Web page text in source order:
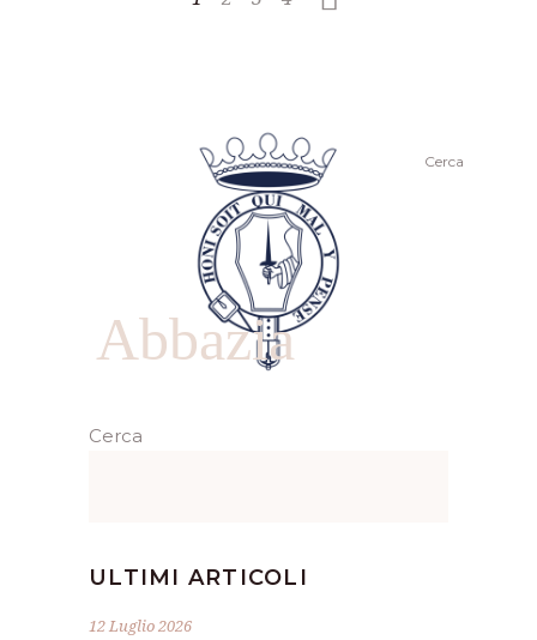
Abbazia
Cerca
Cerca
ULTIMI ARTICOLI
12 Luglio 2026